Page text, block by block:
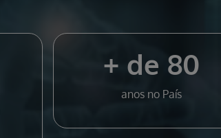
+ de 80
anos no País